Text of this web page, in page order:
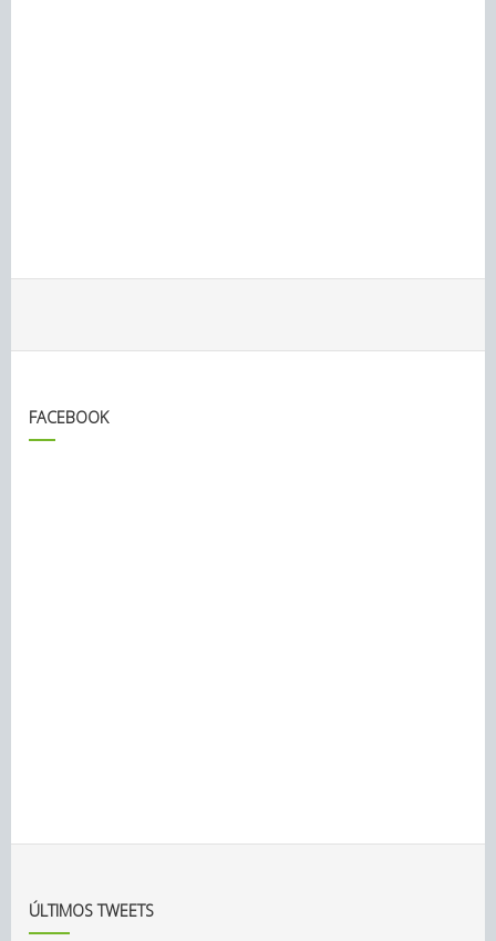
FACEBOOK
ÚLTIMOS TWEETS